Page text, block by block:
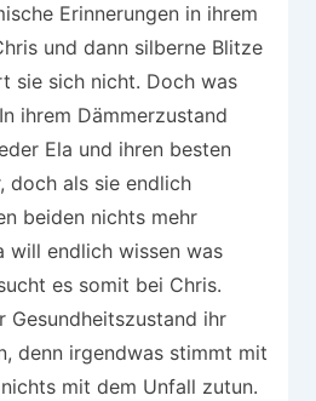
Erinnerungen in ihrem
und dann silberne Blitze
sie sich nicht. Doch was
ihrem Dämmerzustand
Ela und ihren besten
doch als sie endlich
beiden nichts mehr
will endlich wissen was
es somit bei Chris.
Gesundheitszustand ihr
denn irgendwas stimmt mit
mit dem Unfall zutun.